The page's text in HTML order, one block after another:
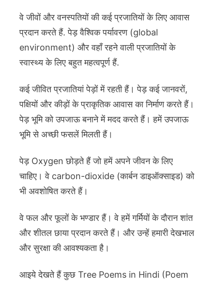
वे जीवों और वनस्पतियों की कई प्रजातियों के लिए आवास
प्रदान करते हैं. पेड़ वैश्विक पर्यावरण (global
environment) और वहाँ रहने वाली प्रजातियों के
स्वास्थ्य के लिए बहुत महत्वपूर्ण हैं.
कई जीवित प्रजातियां पेड़ों में रहती हैं। पेड़ कई जानवरों,
पक्षियों और कीड़ों के प्राकृतिक आवास का निर्माण करते हैं।
पेड़ भूमि को उपजाऊ बनाने में मदद करते हैं। हमें उपजाऊ
भूमि से अच्छी फसलें मिलती हैं।
पेड़ Oxygen छोड़ते हैं जो हमें अपने जीवन के लिए
चाहिए। वे carbon-dioxide (कार्बन डाइऑक्साइड) को
भी अवशोषित करते हैं।
वे फल और फूलों के भण्डार हैं। वे हमें गर्मियों के दौरान शांत
और शीतल छाया प्रदान करते हैं। और उन्हें हमारी देखभाल
और सुरक्षा की आवश्यकता है।
आइये देखते हैं कुछ Tree Poems in Hindi (Poem